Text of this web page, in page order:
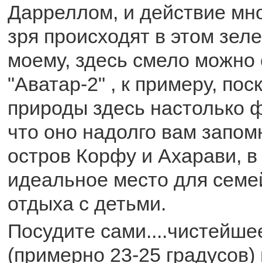
Дарреллом, и действие
зря происходят в этом
моему, здесь смело можно
"Аватар-2" , к примеру,
природы здесь настолько
что оно надолго вам
остров Корфу и Ахарави, в
идеальное место для
отдыха с детьми.
Посудите
(примерно 23-25 градусов)